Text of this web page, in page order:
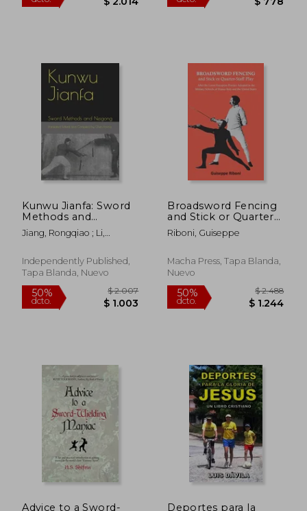
50%
$ 2.221
50%
dcto.
50% 50%
Kunwu Jianfa: Sword
Methods and
Neigong (en Inglés)
Jiang, Rongqiao ; Li,
Independently Published,
Tapa Blanda, Nuevo
Broadsword Fencing
and Stick or Quarter-
Staff Play - After the
Latest European
the Military Schools
of France Italy and
Riboni, Guiseppe
Macha Press, Tapa Blanda,
Nuevo
Advice to a Sword- Deportes para la